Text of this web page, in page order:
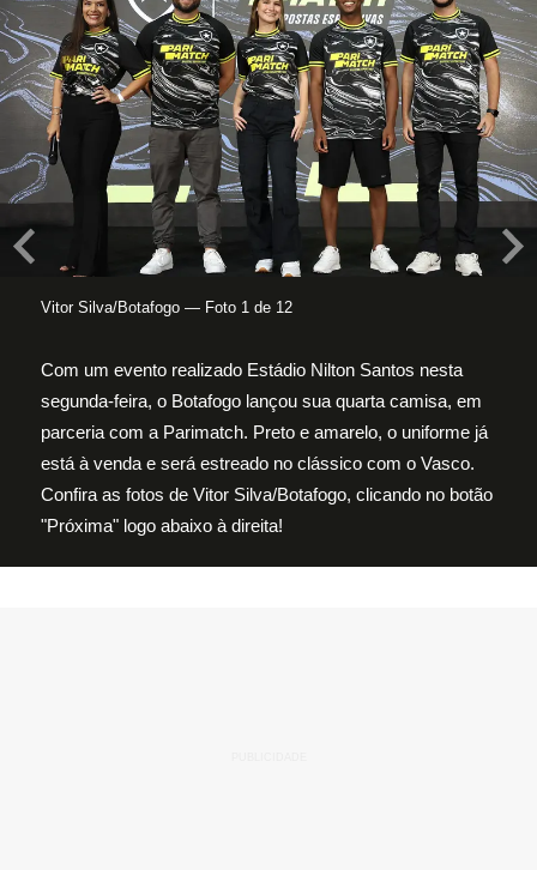
Vitor Silva/Botafogo — Foto 1 de 12
Com um evento realizado Estádio Nilton Santos nesta
segunda-feira, o Botafogo lançou sua quarta camisa, em
parceria com a Parimatch. Preto e amarelo, o uniforme já
está à venda e será estreado no clássico com o Vasco.
Confira as fotos de Vitor Silva/Botafogo, clicando no botão
"Próxima" logo abaixo à direita!